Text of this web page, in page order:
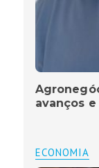
avanços
ECONOMIA